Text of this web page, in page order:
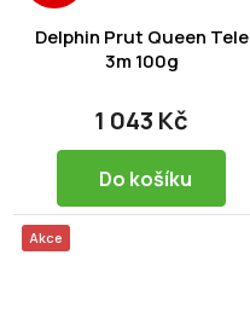
Delphin Prut Queen Tele
3m 100g
1 043 Kč
Do košíku
Akce